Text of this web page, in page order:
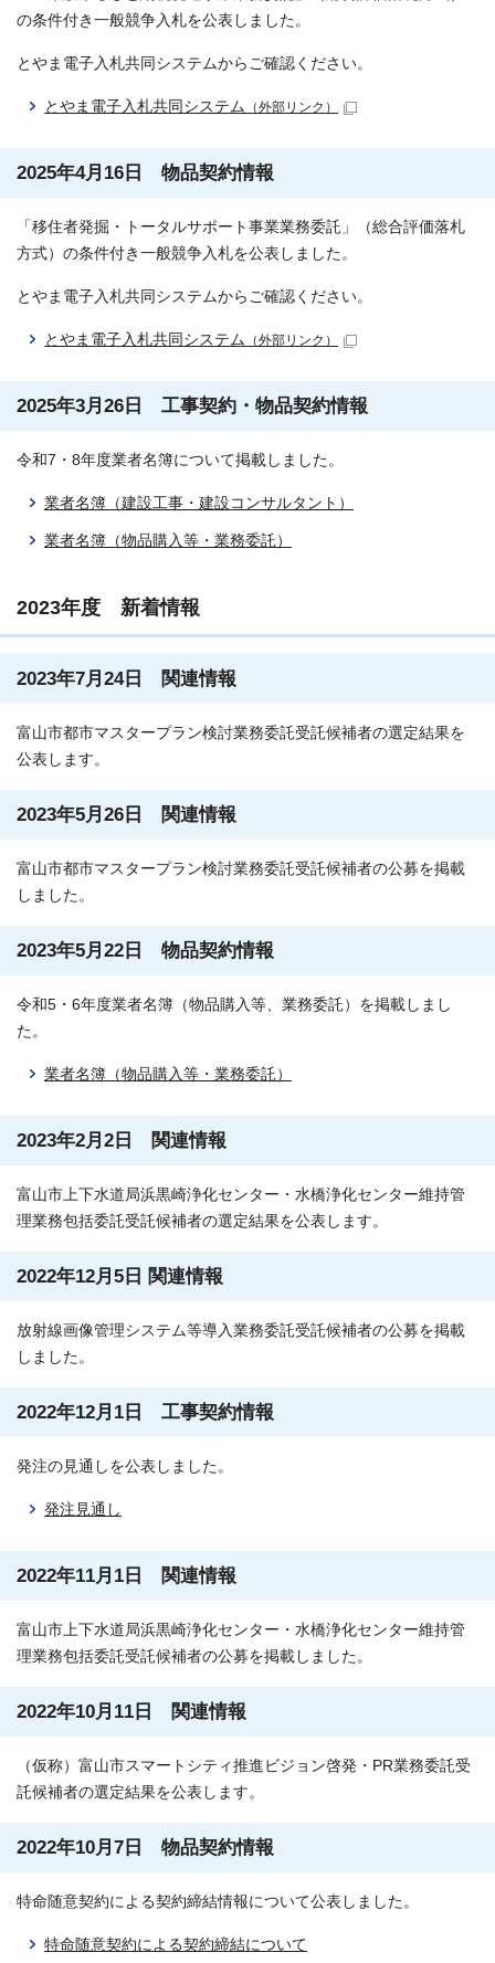
の条件付き一般競争入札を公表しました。
とやま電子入札共同システムからご確認ください。
とやま電子入札共同システム （外部リンク）
2025年4月16日 物品契約情報
「移住者発掘・トータルサポート事業業務委託」（総合評価落札
方式）の条件付き一般競争入札を公表しました。
とやま電子入札共同システムからご確認ください。
とやま電子入札共同システム （外部リンク）
2025年3月26日 工事契約・物品契約情報
令和7・8年度業者名簿について掲載しました。
業者名簿（建設工事・建設コンサルタント）
業者名簿（物品購入等・業務委託）
2023年度 新着情報
2023年7月24日 関連情報
富山市都市マスタープラン検討業務委託受託候補者の選定結果を
公表します。
2023年5月26日 関連情報
富山市都市マスタープラン検討業務委託受託候補者の公募を掲載
しました。
2023年5月22日 物品契約情報
令和5・6年度業者名簿（物品購入等、業務委託）を掲載しまし
た。
業者名簿（物品購入等・業務委託）
2023年2月2日 関連情報
富山市上下水道局浜黒崎浄化センター・水橋浄化センター維持管
理業務包括委託受託候補者の選定結果を公表します。
2022年12月5日 関連情報
放射線画像管理システム等導入業務委託受託候補者の公募を掲載
しました。
2022年12月1日 工事契約情報
発注の見通しを公表しました。
発注見通し
2022年11月1日 関連情報
富山市上下水道局浜黒崎浄化センター・水橋浄化センター維持管
理業務包括委託受託候補者の公募を掲載しました。
2022年10月11日 関連情報
（仮称）富山市スマートシティ推進ビジョン啓発・PR業務委託受
託候補者の選定結果を公表します。
2022年10月7日 物品契約情報
特命随意契約による契約締結情報について公表しました。
特命随意契約による契約締結について